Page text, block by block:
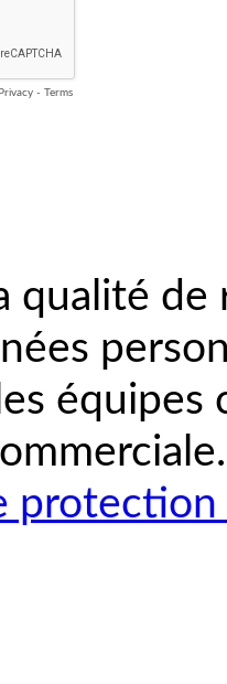
Privacy - Terms
qualité
équipes